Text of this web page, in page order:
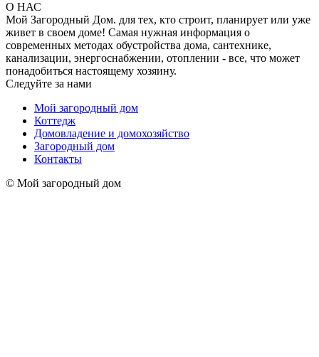
О НАС
Мой Загородный Дом. для тех, кто строит, планирует или уже
живет в своем доме! Самая нужная информация о
современных методах обустройства дома, сантехнике,
канализации, энергоснабжении, отоплении - все, что может
понадобиться настоящему хозяину.
Следуйте за нами
Мой загородный дом
Коттедж
Домовладение и домохозяйство
Загородный дом
Контакты
© Мой загородный дом